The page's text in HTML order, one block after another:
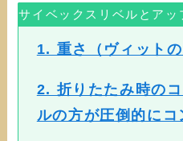
サイベックスリベルとア
1. 重さ（ヴィットの
2. 折りたたみ時の
ルの方が圧倒的にコ